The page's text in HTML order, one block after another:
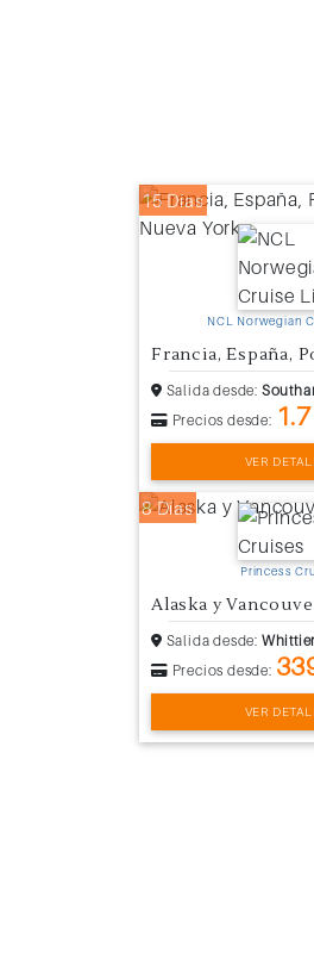
15 Días
NCL Norwegian
Salida desde:
Precios desde:
VER
8 Días
Princess
Alaska y
Salida desde:
Precios desde:
VER